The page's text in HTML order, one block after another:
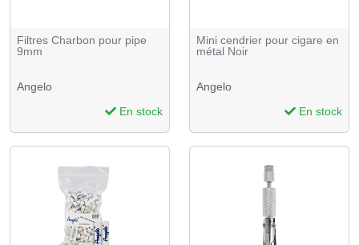
Filtres Charbon pour pipe
9mm
Angelo
En stock
Mini cendrier pour cigare en
métal Noir
Angelo
En stock